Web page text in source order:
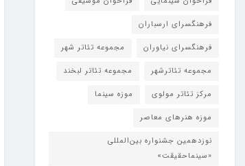
فرهنگسرای ارسباران
فرهنگسرای نیاوران
مجموعه تئاتر شهر
مجموعه تئاترشهر
مجموعه تئاتر لبخند
مرکز تئاتر مولوی
موزه سینما
موزه هنرهای معاصر
نوزدهمین جشنواره بین‌المللی
«سینماحقیقت»